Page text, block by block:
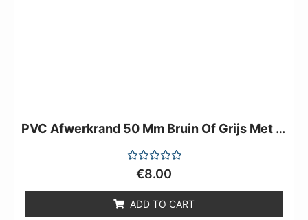
PVC Afwerkrand 50 Mm Bruin Of Grijs Met Zwart Of Witte Rand, Per Meter, Of Eva Foam Teak
Rated
of
5
€8.00
ADD TO CART